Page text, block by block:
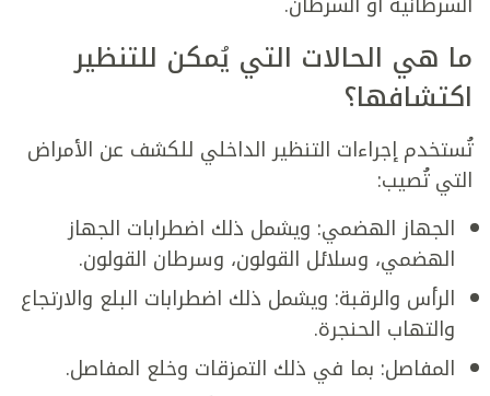
ما هي الحالات التي يُمكن للتنظير
اكتشافها؟
تُستخدم إجراءات التنظير الداخلي للكشف عن الأمراض
التي تُصيب:
الجهاز الهضمي: ويشمل ذلك اضطرابات الجهاز
الهضمي، وسلائل القولون، وسرطان القولون.
الرأس والرقبة: ويشمل ذلك اضطرابات البلع والارتجاع
والتهاب الحنجرة.
المفاصل: بما في ذلك التمزقات وخلع المفاصل.